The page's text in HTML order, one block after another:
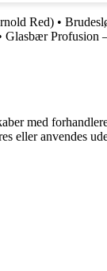
Red) •
Glasbær Profusion
med
eller anvendes